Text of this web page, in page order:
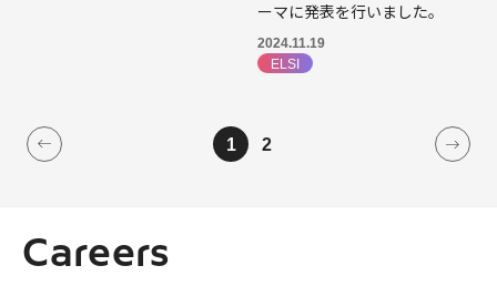
ーマに発表を行いました。
2024.11.19
ELSI
1 2
Careers